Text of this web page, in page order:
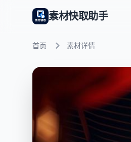
素材快取助手
首页 素材详情